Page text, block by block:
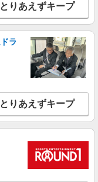
とりあえずキープ
ラ
とりあえずキープ